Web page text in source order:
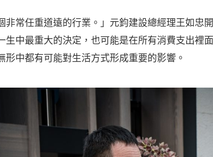
非常任重道遠的行業。」元鈞建設總經理王如忠
生中最重大的決定，也可能是在所有消費支出裡
形中都有可能對生活方式形成重要的影響。